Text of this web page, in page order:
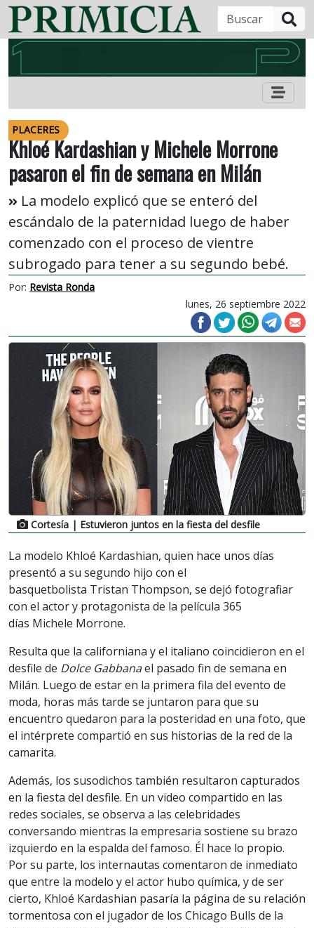
PLACERES
Khloé Kardashian y Michele Morrone
pasaron el fin de semana en Milán
La modelo explicó que se enteró del
escándalo de la paternidad luego de haber
comenzado con el proceso de vientre
subrogado para tener a su segundo bebé.
Por: Revista Ronda
lunes, 26 septiembre 2022
Cortesía | Estuvieron juntos en la fiesta del desfile
La modelo Khloé Kardashian, quien hace unos días
presentó a su segundo hijo con el
basquetbolista Tristan Thompson, se dejó fotografiar
con el actor y protagonista de la película 365
días Michele Morrone.
Resulta que la californiana y el italiano coincidieron en el
desfile de Dolce Gabbanael pasado fin de semana en
Milán. Luego de estar en la primera fila del evento de
moda, horas más tarde se juntaron para que su
encuentro quedaron para la posteridad en una foto, que
el intérprete compartió en sus historias de la red de la
camarita.
Además, los susodichos también resultaron capturados
en la fiesta del desfile. En un video compartido en las
redes sociales, se observa a las celebridades
conversando mientras la empresaria sostiene su brazo
izquierdo en la espalda del famoso. Él hace lo propio.
Por su parte, los internautas comentaron de inmediato
que entre la modelo y el actor hubo química, y de ser
cierto, Khloé Kardashian pasaría la página de su relación
tormentosa con el jugador de los Chicago Bulls de la